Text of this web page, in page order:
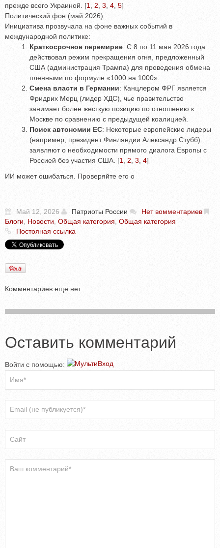
прежде всего Украиной. [1, 2, 3, 4, 5]
Политический фон (май 2026)
Инициатива прозвучала на фоне важных событий в
международной политике:
Краткосрочное перемирие: С 8 по 11 мая 2026 года
действовал режим прекращения огня, предложенный
США (администрация Трампа) для проведения обмена
пленными по формуле «1000 на 1000».
Смена власти в Германии: Канцлером ФРГ является
Фридрих Мерц (лидер ХДС), чье правительство
занимает более жесткую позицию по отношению к
Москве по сравнению с предыдущей коалицией.
Поиск автономии ЕС: Некоторые европейские лидеры
(например, президент Финляндии Александр Стубб)
заявляют о необходимости прямого диалога Европы с
Россией без участия США. [1, 2, 3, 4]
ИИ может ошибаться. Проверяйте его о
Май 12, 2026 Патриоты России
Нет вомментариев
Блоги
Новости Общая категория Общая категория
Постояная ссылка
Комментариев еще нет.
Оставить комментарий
Войти с помощью: